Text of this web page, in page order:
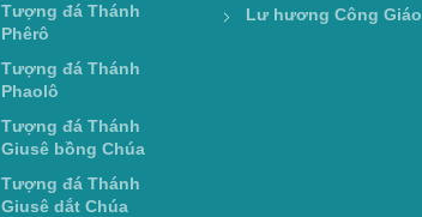
Tượng đá Thánh
Phêrô
Tượng đá Thánh
Phaolô
Tượng đá Thánh
Giusê bồng Chúa
Tượng đá Thánh
Giusê dắt Chúa
Lư hương Công Giáo